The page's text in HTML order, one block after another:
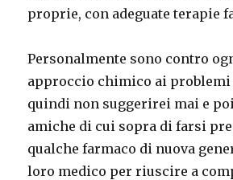
proprie, con adeguate terapie
Personalmente sono contro
approccio chimico ai problemi
quindi non suggerirei mai e
amiche di cui sopra di farsi
qualche farmaco di nuova
loro medico per riuscire a